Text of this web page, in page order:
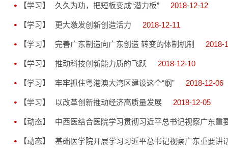
【学习】 久久为功，把短板变成“潜力板” 2018-12-12
【学习】 更大激发创新创造活力 2018-12-11
【学习】 完善广东制造向广东创造 转变的体制机制 2018-
【学习】 推动科技创新能力质的飞跃 2018-12-10
【学习】 牢牢抓住粤港澳大湾区建设这个“纲” 2018-12-06
【学习】 以改革创新推动经济高质量发展 2018-12-05
【动态】 中西医结合医院学习贯彻习近平总书记视察广东重
【动态】 基础医学院开展学习习近平总书记视察广东重要讲